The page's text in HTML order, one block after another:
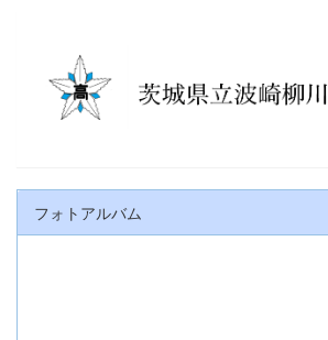
フォトアルバム